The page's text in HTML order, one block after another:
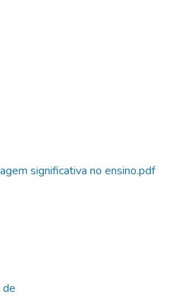
significativa no ensino.pdf